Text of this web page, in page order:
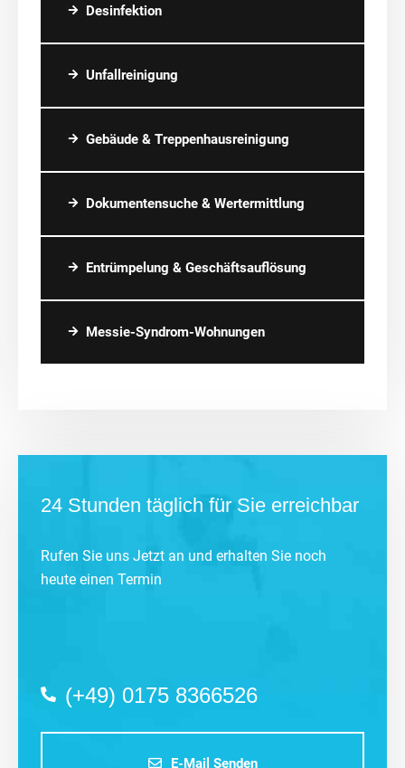
Desinfektion
Unfallreinigung
Gebäude & Treppenhausreinigung
Dokumentensuche & Wertermittlung
Entrümpelung & Geschäftsauflösung
Messie-Syndrom-Wohnungen
24 Stunden täglich für Sie erreichbar
Rufen Sie uns Jetzt an und erhalten Sie noch
heute einen Termin
(+49) 0175 8366526
E-Mail Senden